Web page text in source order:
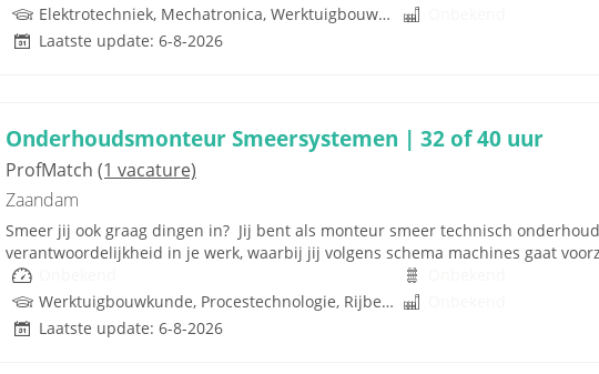
Elektrotechniek, Mechatronica, Werktuigbouwkunde, Hydrauliek
Laatste update: 6-8-2026
Onderhoudsmonteur Smeersystemen | 32 of 40 uur
ProfMatch (1 vacature)
Zaandam
Smeer jij ook graag dingen in? Jij bent als monteur smeer technisch
verantwoordelijkheid in je werk, waarbij jij volgens schema machines gaat
Werktuigbouwkunde, Procestechnologie, Rijbewijs
Laatste update: 6-8-2026